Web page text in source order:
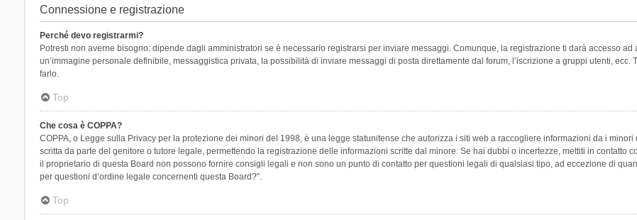
Connessione e registrazione
Perché devo registrarmi?
Potresti non averne bisogno: dipende dagli amministratori se è necessario registrarsi per inviare messaggi. Comunque, la registrazione ti darà accesso
un’immagine personale definibile, messaggistica privata, la possibilità di inviare messaggi di posta direttamente dal forum, l’iscrizione a gruppi utenti,
farlo.
Top
Che cosa è COPPA?
COPPA, o Legge sulla Privacy per la protezione dei minori del 1998, è una legge statunitense che autorizza i siti web a raccogliere informazioni da i
scritta da parte del genitore o tutore legale, permettendo la registrazione delle informazioni scritte dal minore. Se hai dubbi o incertezze, mettiti in contatto
il proprietario di questa Board non possono fornire consigli legali e non sono un punto di contatto per questioni legali di qualsiasi tipo, ad eccezione di
per questioni d’ordine legale concernenti questa Board?”.
Top